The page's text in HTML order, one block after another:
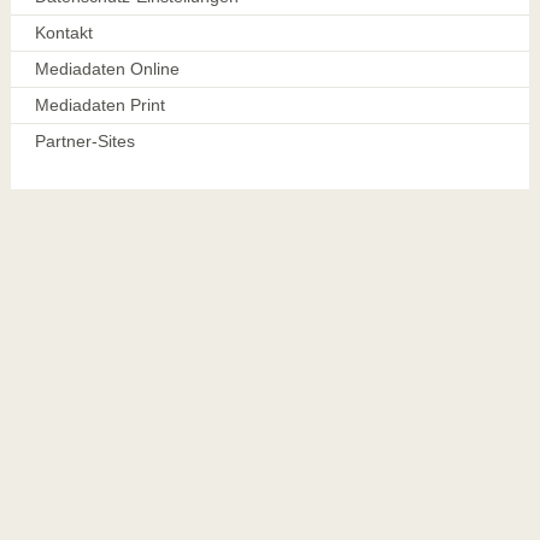
Kontakt
Mediadaten Online
Mediadaten Print
Partner-Sites